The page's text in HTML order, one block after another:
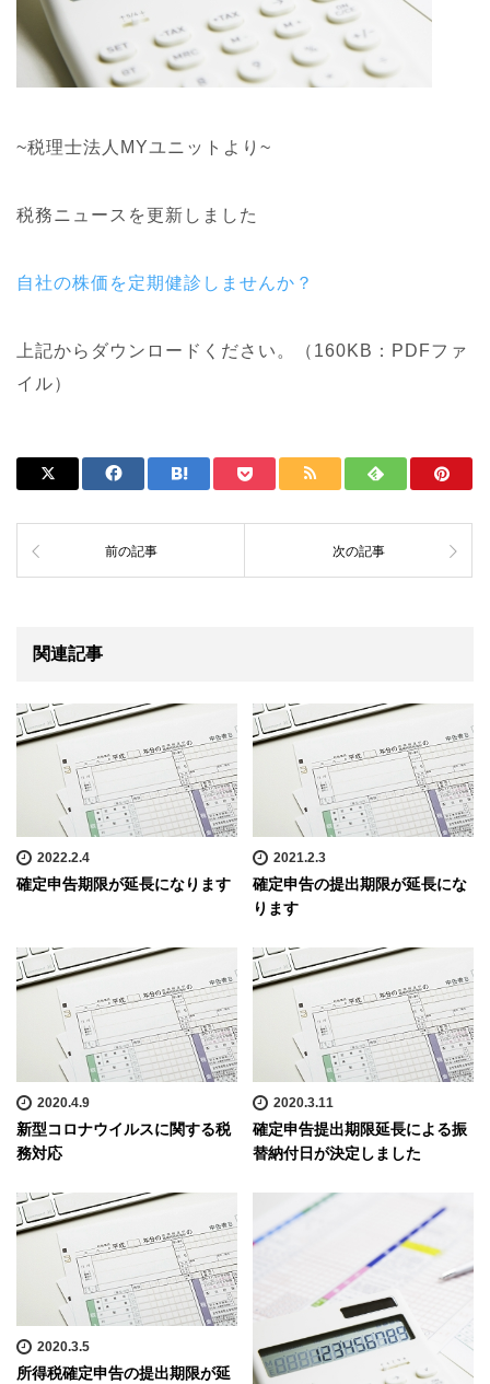
~税理士法人MYユニットより~
税務ニュースを更新しました
自社の株価を定期健診しませんか？
上記からダウンロードください。（160KB：PDFファ
イル）
前の記事 次の記事
関連記事
2022.2.4
確定申告期限が延長になります
2021.2.3
確定申告の提出期限が延長にな
ります
2020.4.9
新型コロナウイルスに関する税
務対応
2020.3.11
確定申告提出期限延長による振
替納付日が決定しました
2020.3.5
所得税確定申告の提出期限が延